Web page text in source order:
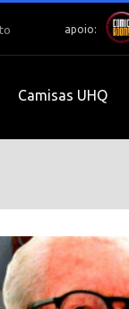
apoio:
Camisas UHQ